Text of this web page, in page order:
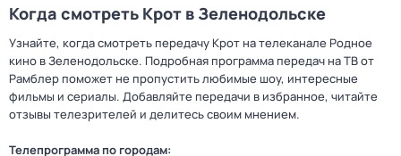
Когда смотреть Крот в Зеленодольске
Узнайте, когда смотреть передачу Крот на телеканале Родное
кино в Зеленодольске. Подробная программа передач на ТВ от
Рамблер поможет не пропустить любимые шоу, интересные
фильмы и сериалы. Добавляйте передачи в избранное, читайте
отзывы телезрителей и делитесь своим мнением.
Телепрограмма по городам: